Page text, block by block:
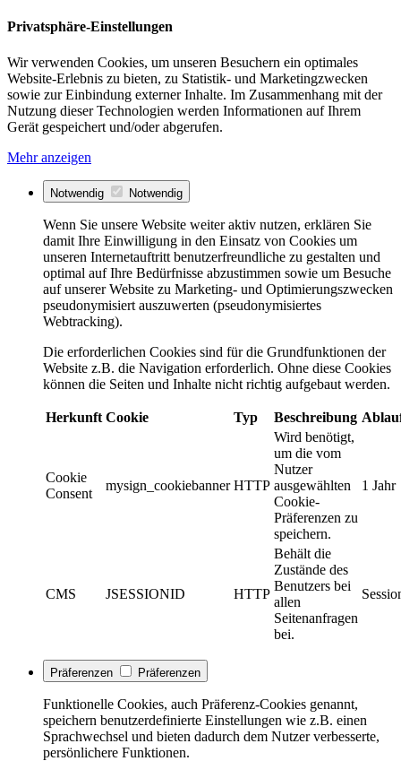
Privatsphäre-Einstellungen
Wir verwenden Cookies, um unseren Besuchern ein optimales
Website-Erlebnis zu bieten, zu Statistik- und Marketingzwecken
sowie zur Einbindung externer Inhalte. Im Zusammenhang mit der
Nutzung dieser Technologien werden Informationen auf Ihrem
Gerät gespeichert und/oder abgerufen.
Mehr anzeigen
Notwendig Notwendig
Wenn Sie unsere Website weiter aktiv nutzen, erklären Sie
damit Ihre Einwilligung in den Einsatz von Cookies um
unseren Internetauftritt benutzerfreundliche zu gestalten und
optimal auf Ihre Bedürfnisse abzustimmen sowie um Besuche
auf unserer Website zu Marketing- und Optimierungszwecken
pseudonymisiert auszuwerten (pseudonymisiertes
Webtracking).
Die erforderlichen Cookies sind für die Grundfunktionen der
Website z.B. die Navigation erforderlich. Ohne diese Cookies
können die Seiten und Inhalte nicht richtig aufgebaut werden.
Herkunft Cookie Typ Beschreibung
Cookie
Consent
mysign_cookiebanner HTTP
Wird benötigt,
um die vom
Nutzer
ausgewählten
Cookie-
Präferenzen zu
speichern.
1 Jahr
CMS JSESSIONID HTTP
Behält die
Zustände des
Benutzers bei
allen
Seitenanfragen
bei.
Präferenzen Präferenzen
Funktionelle Cookies, auch Präferenz-Cookies genannt,
speichern benutzerdefinierte Einstellungen wie z.B. einen
Sprachwechsel und bieten dadurch dem Nutzer verbesserte,
persönlichere Funktionen.